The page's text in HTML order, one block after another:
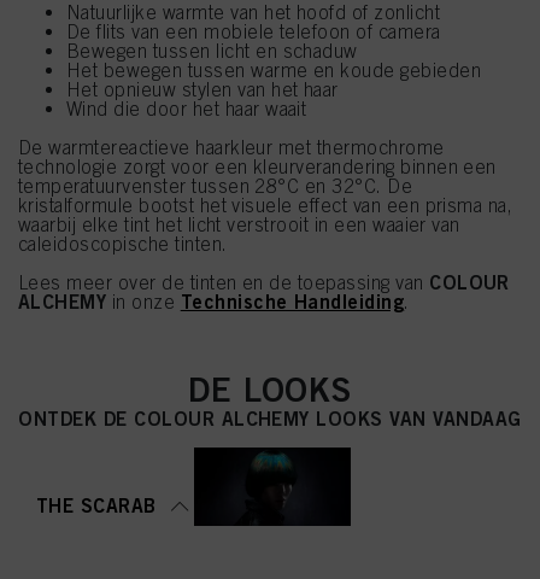
Natuurlijke warmte van het hoofd of zonlicht
De flits van een mobiele telefoon of camera
Bewegen tussen licht en schaduw
Het bewegen tussen warme en koude gebieden
Het opnieuw stylen van het haar
Wind die door het haar waait
De warmtereactieve haarkleur met thermochrome
technologie zorgt voor een kleurverandering binnen een
temperatuurvenster tussen 28°C en 32°C. De
kristalformule bootst het visuele effect van een prisma na,
waarbij elke tint het licht verstrooit in een waaier van
caleidoscopische tinten.
Lees meer over de tinten en de toepassing van COLOUR
ALCHEMY in onze Technische Handleiding.
DE LOOKS
ONTDEK DE COLOUR ALCHEMY LOOKS VAN VANDAAG
THE SCARAB